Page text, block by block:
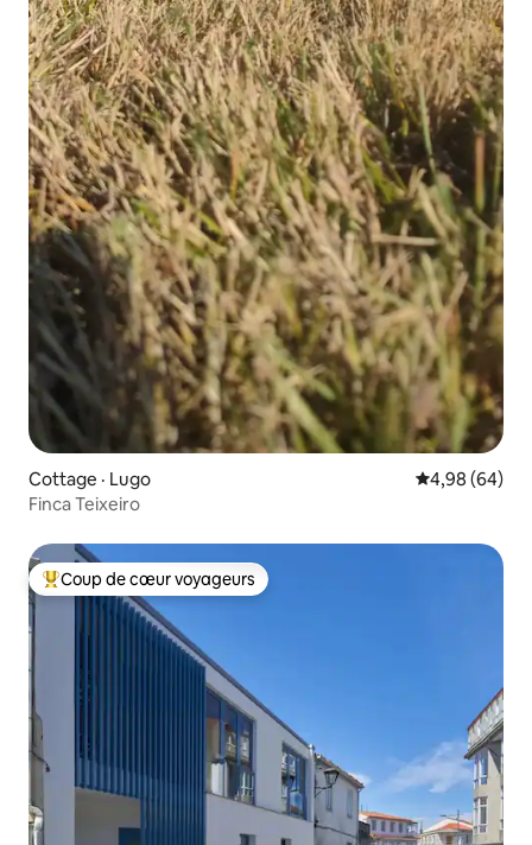
Cottage · Lugo Note
4,98 (64)
Finca Teixeiro
Coup de cœur voyageurs parmi les plus aimés
Coup de cœur voyageurs